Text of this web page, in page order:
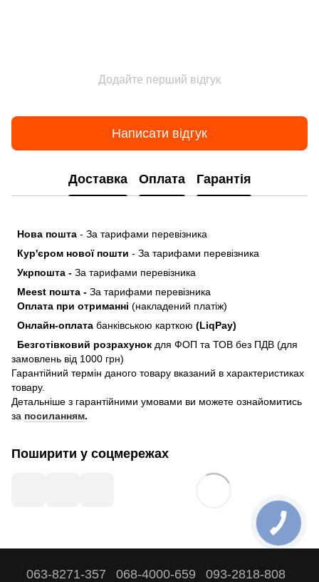
Додайте перший відгук
Написати відгук
Доставка Оплата Гарантія
Нова пошта - За тарифами перевізника
Кур'єром нової пошти - За тарифами перевізника
Укрпошта - За тарифами перевізника
Meest пошта - За тарифами перевізника
Оплата при отриманні (накладений платіж)
Онлайн-оплата банківською карткою (LiqPay)
Безготівковий розрахунок для ФОП та ТОВ без ПДВ (для
замовлень від 1000 грн)
Гарантійний термін даного товару вказаний в характеристиках
товару.
Детальніше з гарантійними умовами ви можете ознайомитись
за посиланням.
Поширити у соцмережах
063-8271-357 068-4000-659 093-2818-808